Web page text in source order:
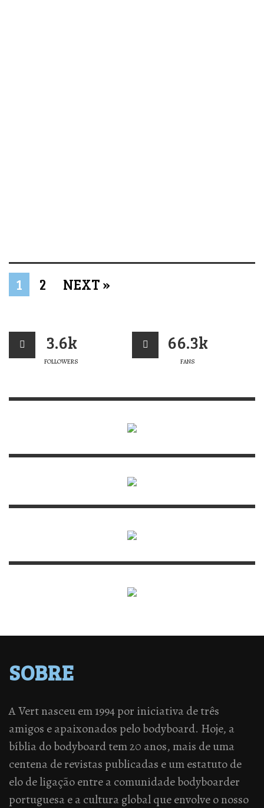
1 2 NEXT »
3.6k
FOLLOWERS
66.3k
FANS
SOBRE
A Vert nasceu em 1994 por iniciativa de três
amigos e apaixonados pelo bodyboard. Hoje, a
bíblia do bodyboard tem 20 anos, mais de uma
centena de revistas publicadas e um estatuto de
elo de ligação entre a comunidade bodyboarder
portuguesa e a cultura global que envolve o nosso